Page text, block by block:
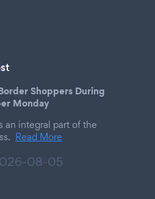
Shoppers During
Monday
an integral part of the
Read More
08-05